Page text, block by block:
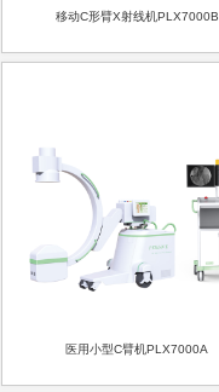
移动C形臂X射线机PLX7000B
医用小型C臂机PLX7000A